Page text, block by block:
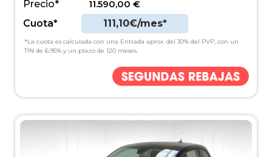
Precio* 11.590,00 €
Cuota*
111,10€/mes*
*La cuota es calculada con una Entrada aprox. del 30% del PVP, con un
TIN de 6.95% y un plazo de 120 meses.